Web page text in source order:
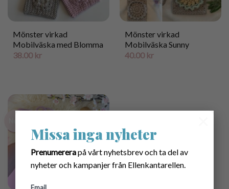
Missa inga nyheter
Prenumererapå vårt nyhetsbrev och ta del av
nyheter och kampanjer från Ellenkantarellen.
Mönster virkad
Mobilväska med Blomma
38.00 kr
Mönster virkad
Mobilväska Sunny
40.00 kr